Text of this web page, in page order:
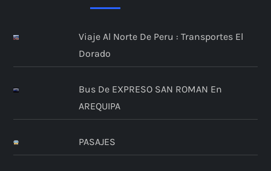
c
i
d
Viaje Al Norte De Peru : Transportes El
Dorado
Bus De EXPRESO SAN ROMAN En
AREQUIPA
PASAJES